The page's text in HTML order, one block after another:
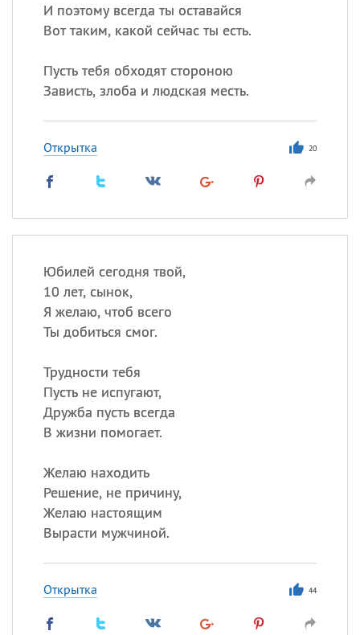
И поэтому всегда ты оставайся
Вот таким, какой сейчас ты есть.
Пусть тебя обходят стороною
Зависть, злоба и людская месть.
Открытка 20
Юбилей сегодня твой,
10 лет, сынок,
Я желаю, чтоб всего
Ты добиться смог.
Трудности тебя
Пусть не испугают,
Дружба пусть всегда
В жизни помогает.
Желаю находить
Решение, не причину,
Желаю настоящим
Вырасти мужчиной.
Открытка 44
Посмотреть значение
происхождение